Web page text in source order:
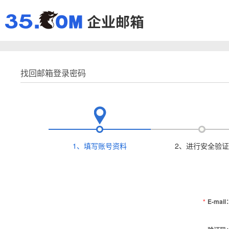
找回邮箱登录密码
1、填写账号资料 2、进行安全验证
* E-mail